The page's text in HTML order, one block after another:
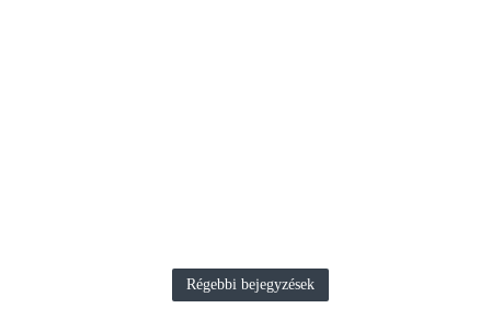
Régebbi bejegyzések